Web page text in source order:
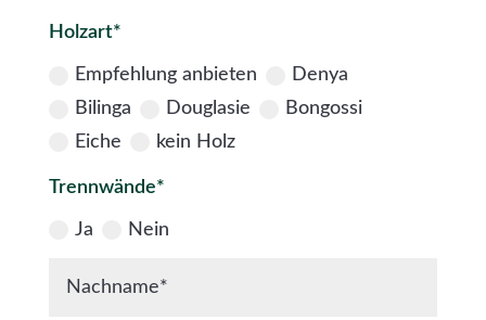
Holzart*
Empfehlung anbieten
Denya
Bilinga
Douglasie
Bongossi
Eiche
kein Holz
Trennwände*
Ja Nein